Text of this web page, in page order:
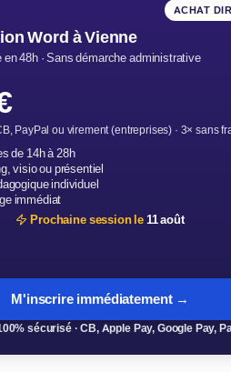
ACHAT
Word à Vienne
en 48h · Sans démarche administrative
PayPal ou virement (entreprises) · 3× sans
de 14h à 28h
visio ou présentiel
individuel
immédiat
Prochaine session le11 août
M'inscrire immédiatement →
sécurisé · CB, Apple Pay, Google Pay,